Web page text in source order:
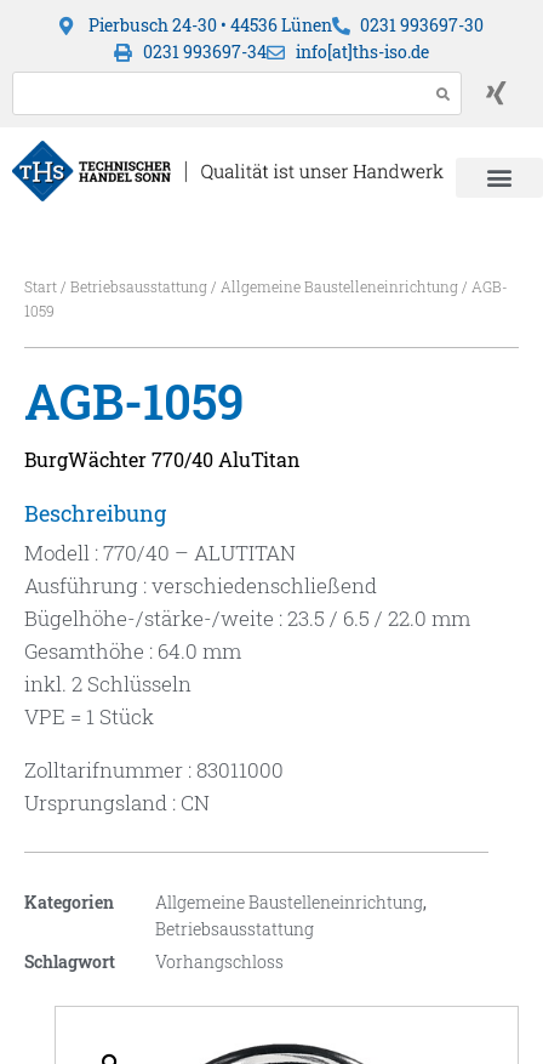
Pierbusch 24-30 • 44536 Lünen
0231 993697-30
0231 993697-34
info[at]ths-iso.de
Start/ Betriebsausstattung/ Allgemeine Baustelleneinrichtung/ AGB-
1059
AGB-1059
BurgWächter 770/40 AluTitan
Beschreibung
Modell : 770/40 – ALUTITAN
Ausführung : verschiedenschließend
Bügelhöhe-/stärke-/weite : 23.5 / 6.5 / 22.0 mm
Gesamthöhe : 64.0 mm
inkl. 2 Schlüsseln
VPE = 1 Stück
Zolltarifnummer : 83011000
Ursprungsland : CN
Kategorien Allgemeine Baustelleneinrichtung,
Betriebsausstattung
Schlagwort
Vorhangschloss